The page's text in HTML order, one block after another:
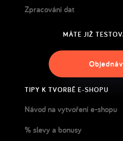
Zpracování dat
MÁTE JIŽ
TIPY K TVORBĚ E-SHOPU
Návod na vytvoření e-shopu
% slevy a bonusy